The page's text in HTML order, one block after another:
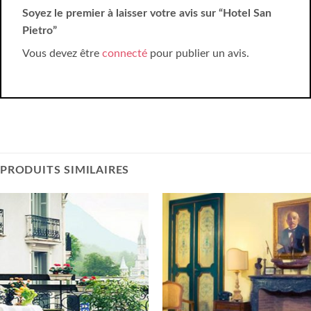
Soyez le premier à laisser votre avis sur “Hotel San
Pietro”
Vous devez être connecté pour publier un avis.
PRODUITS SIMILAIRES